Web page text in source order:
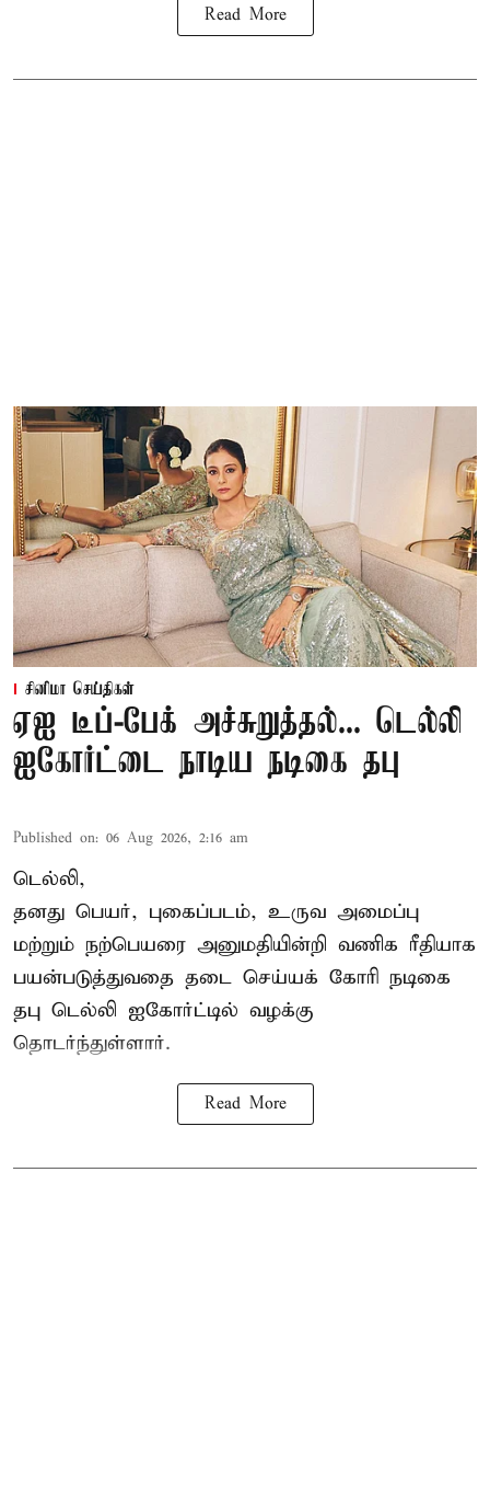
Read More
சினிமா செய்திகள்
ஏஐ டீப்-பேக் அச்சுறுத்தல்... டெல்லி
ஐகோர்ட்டை நாடிய நடிகை தபு
Published on: 06 Aug 2026, 2:16 am
டெல்லி,
தனது பெயர், புகைப்படம், உருவ அமைப்பு
மற்றும் நற்பெயரை அனுமதியின்றி வணிக ரீதியாக
பயன்படுத்துவதை தடை செய்யக் கோரி நடிகை
தபு டெல்லி ஐகோர்ட்டில் வழக்கு
தொடர்ந்துள்ளார்.
Read More